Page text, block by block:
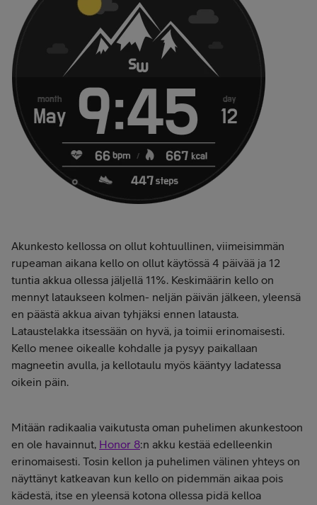
Akunkesto kellossa on ollut kohtuullinen, viimeisimmän
rupeaman aikana kello on ollut käytössä 4 päivää ja 12
tuntia akkua ollessa jäljellä 11%. Keskimäärin kello on
mennyt lataukseen kolmen- neljän päivän jälkeen, yleensä
en päästä akkua aivan tyhjäksi ennen latausta.
Lataustelakka itsessään on hyvä, ja toimii erinomaisesti.
Kello menee oikealle kohdalle ja pysyy paikallaan
magneetin avulla, ja kellotaulu myös kääntyy ladatessa
oikein päin.
Mitään radikaalia vaikutusta oman puhelimen akunkestoon
en ole havainnut, Honor 8:n akku kestää edelleenkin
erinomaisesti. Tosin kellon ja puhelimen välinen yhteys on
näyttänyt katkeavan kun kello on pidemmän aikaa pois
kädestä, itse en yleensä kotona ollessa pidä kelloa